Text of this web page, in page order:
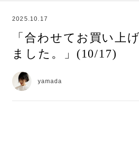
2025.10.17
「合わせてお買い上
ました。」(10/17)
yamada